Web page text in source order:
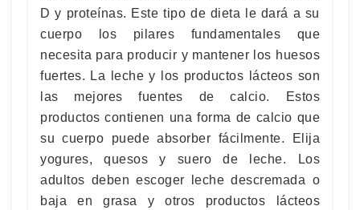
D y proteínas. Este tipo de dieta le dará a su
cuerpo los pilares fundamentales que
necesita para producir y mantener los huesos
fuertes. La leche y los productos lácteos son
las mejores fuentes de calcio. Estos
productos contienen una forma de calcio que
su cuerpo puede absorber fácilmente. Elija
yogures, quesos y suero de leche. Los
adultos deben escoger leche descremada o
baja en grasa y otros productos lácteos